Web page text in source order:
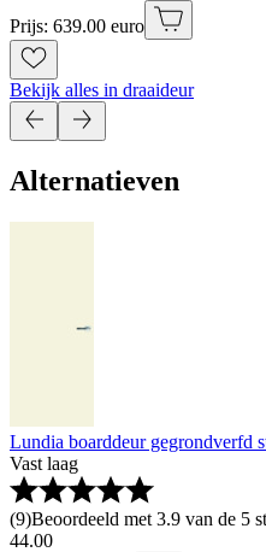
Prijs: 639.00 euro
Bekijk alles in draaideur
Alternatieven
Lundia boarddeur gegrondverfd
Vast laag
(9)Beoordeeld met 3.9 van de 5
44.00